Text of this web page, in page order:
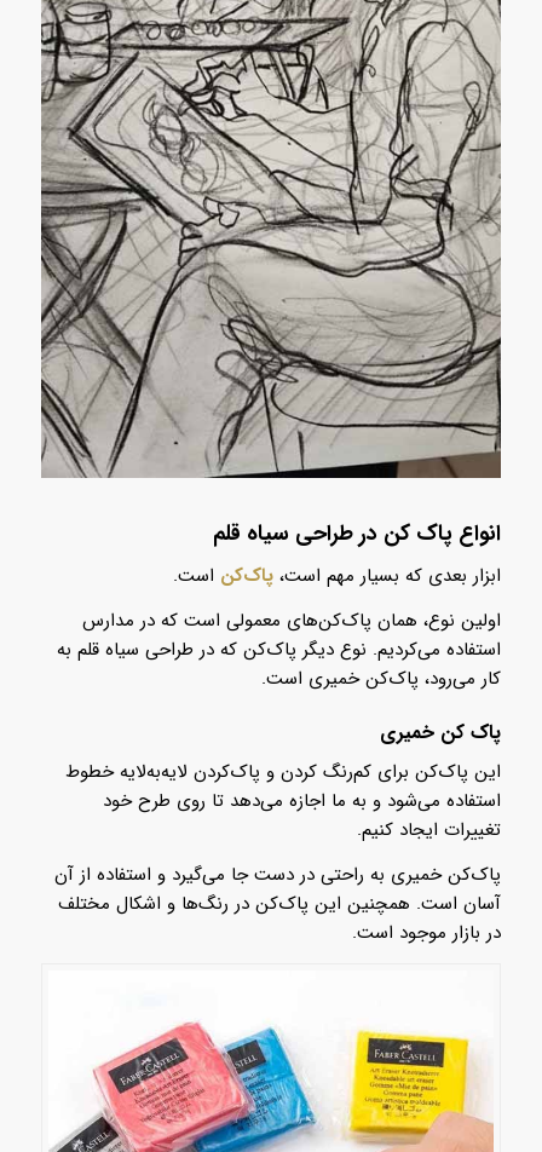
انواع پاک کن در طراحی سیاه قلم
ابزار بعدی که بسیار مهم است، پاک‌کن است.
اولین نوع، همان پاک‌کن‌های معمولی است که در مدارس
استفاده می‌کردیم. نوع دیگر پاک‌کن که در طراحی سیاه قلم به
کار می‌رود، پاک‌کن خمیری است.
پاک کن خمیری
این پاک‌کن برای کم‌رنگ کردن و پاک‌کردن لایه‌به‌لایه خطوط
استفاده می‌شود و به ما اجازه می‌دهد تا روی طرح خود
تغییرات ایجاد کنیم.
پاک‌کن خمیری به راحتی در دست جا می‌گیرد و استفاده از آن
آسان است. همچنین این پاک‌کن در رنگ‌ها و اشکال مختلف
در بازار موجود است.